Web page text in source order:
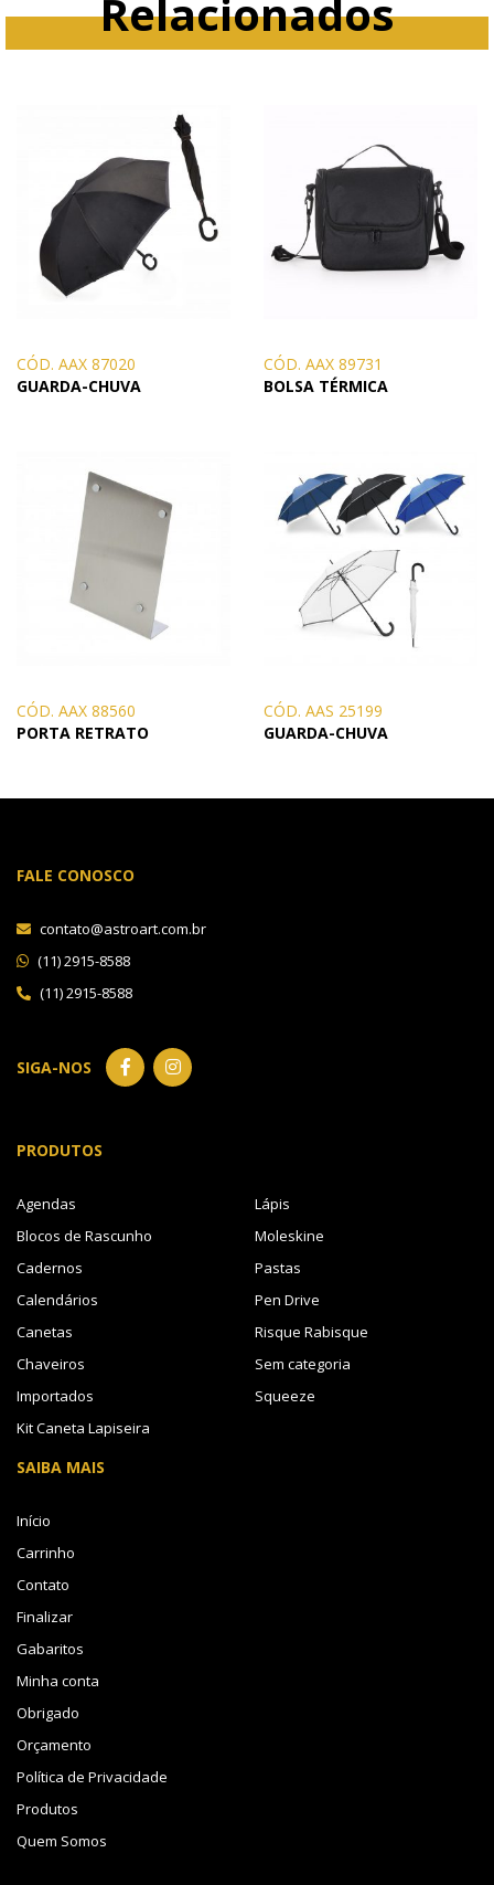
Relacionados
CÓD. AAX 87020
GUARDA-CHUVA
CÓD. AAX 89731
BOLSA TÉRMICA
CÓD. AAX 88560
PORTA RETRATO
CÓD. AAS 25199
GUARDA-CHUVA
FALE CONOSCO
contato@astroart.com.br
(11) 2915-8588
(11) 2915-8588
SIGA-NOS
PRODUTOS
Agendas
Blocos de Rascunho
Cadernos
Calendários
Canetas
Chaveiros
Importados
Kit Caneta Lapiseira
Lápis
Moleskine
Pastas
Pen Drive
Risque Rabisque
Sem categoria
Squeeze
SAIBA MAIS
Início
Carrinho
Contato
Finalizar
Gabaritos
Minha conta
Obrigado
Orçamento
Política de Privacidade
Produtos
Quem Somos